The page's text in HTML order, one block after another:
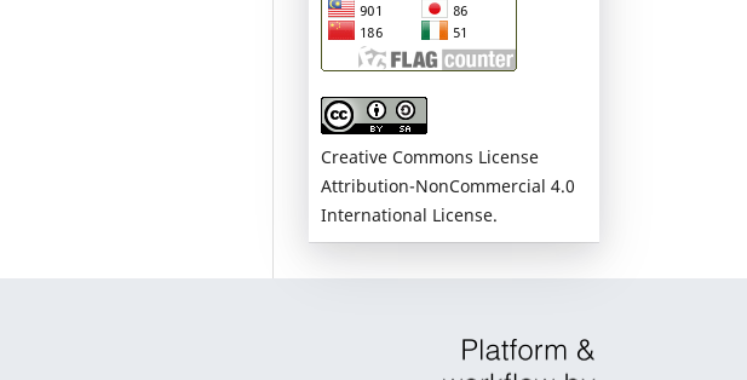
Creative Commons License
Attribution-NonCommercial 4.0
International License.